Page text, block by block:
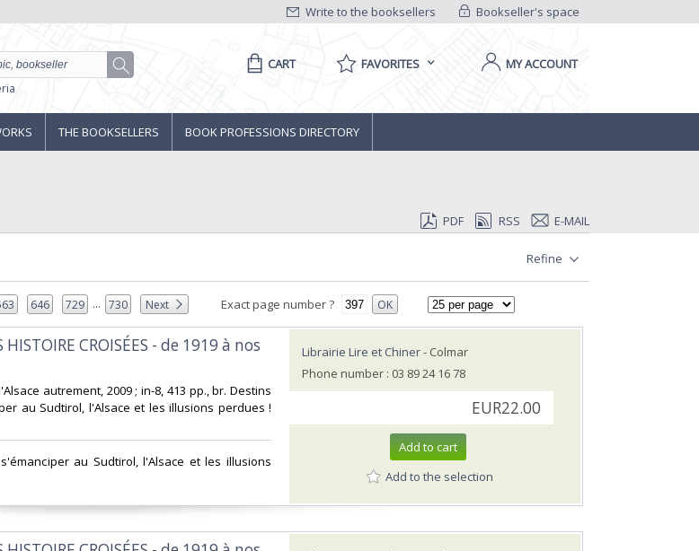
Bookseller's space
Write to the booksellers
CART FAVORITES MY ACCOUNT
THE BOOKSELLERS BOOK PROFESSIONS DIRECTORY
PDF RSS E-MAIL
Refine
646 729 ... 730 Next Exact page number ? OK
HISTOIRE CROISÉES - de 1919 à nos
autrement, 2009 ; in-8, 413 pp., br. Destins
au Sudtirol, l'Alsace et les illusions perdues !
au Sudtirol, l'Alsace et les illusions
Librairie Lire et Chiner- Colmar
Phone number : 03 89 24 16 78
EUR22.00
Add to cart
Add to the selection